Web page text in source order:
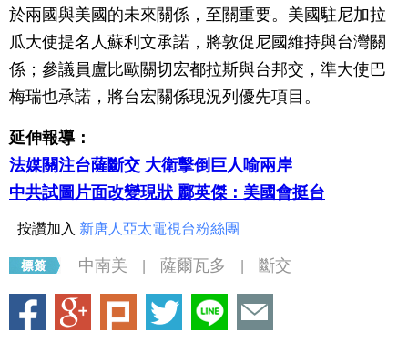
於兩國與美國的未來關係，至關重要。美國駐尼加拉
瓜大使提名人蘇利文承諾，將敦促尼國維持與台灣關
係；參議員盧比歐關切宏都拉斯與台邦交，準大使巴
梅瑞也承諾，將台宏關係現況列優先項目。
延伸報導：
法媒關注台薩斷交 大衛擊倒巨人喻兩岸
中共試圖片面改變現狀 酈英傑：美國會挺台
按讚加入 新唐人亞太電視台粉絲團
中南美 薩爾瓦多 斷交